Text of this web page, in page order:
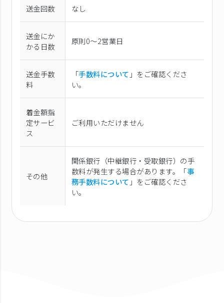
送金回数 なし
送金にか
かる日数
原則0〜2営業日
送金手数
料
「手数料について 」をご確認くださ
い。
着金額指
定サービ
ス
ご利用いただけません
その他
関係銀行（中継銀行・受取銀行）の手
数料が発生する場合があります。「事
務手数料について 」をご確認くださ
い。